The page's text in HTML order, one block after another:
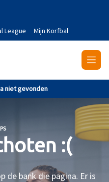
League Mijn Korfbal
niet gevonden
:(
de bank die pagina. Er is